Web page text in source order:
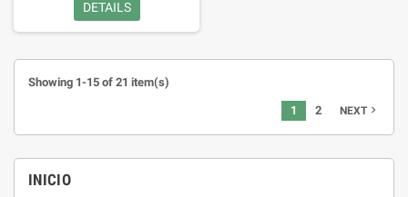
INICIO
DETAILS
Showing 1-15 of 21 item(s)
1 2 NEXTnavigate_next